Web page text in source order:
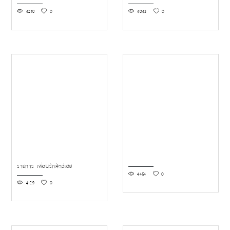
4210 0 4043 0
รายการ เพื่อนรักสัตว์เอ๊ย
4129 0
4454 0